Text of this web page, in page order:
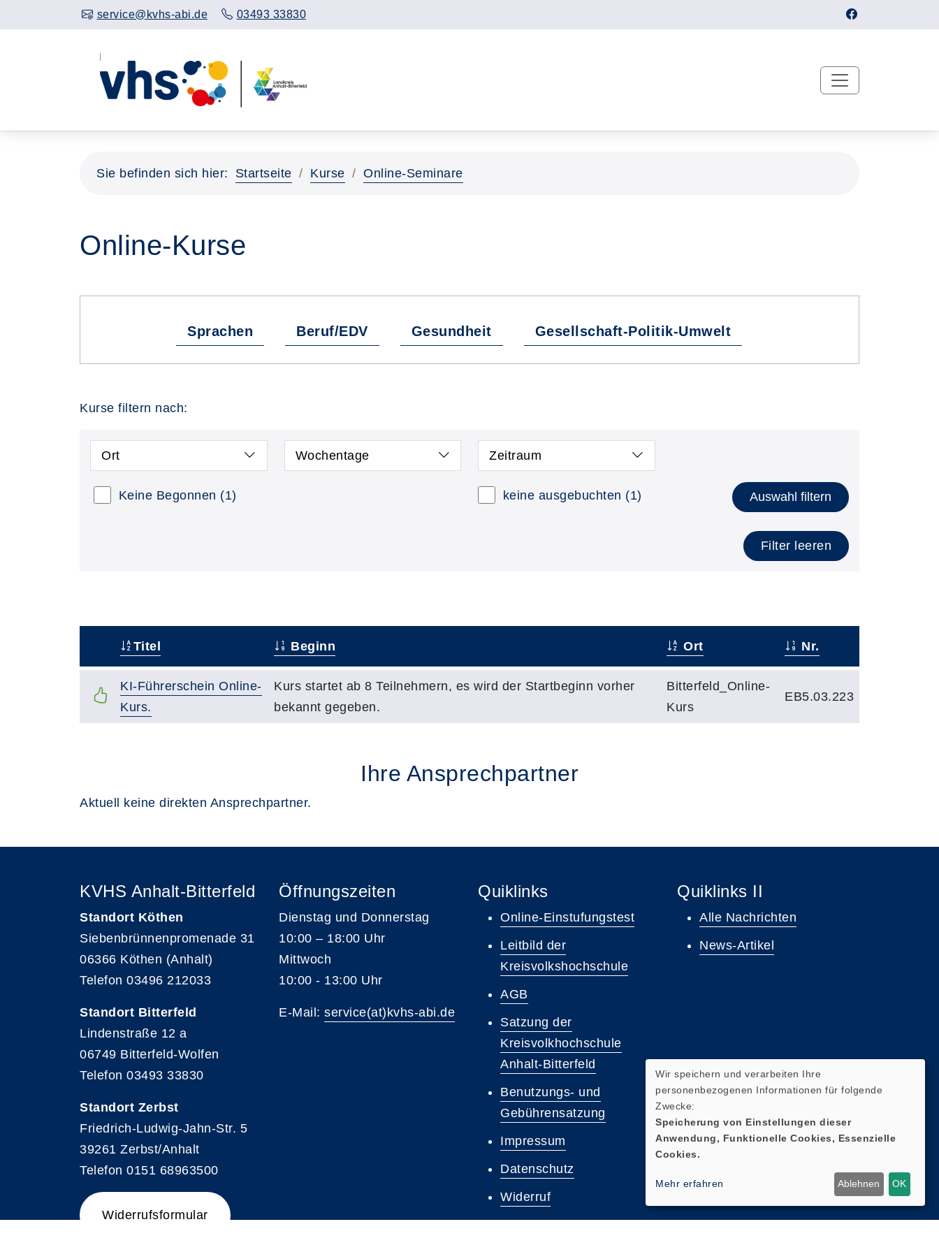
service@kvhs-abi.de 03493 33830
Sie befinden sich hier: Startseite Kurse Online-Seminare
Online-Kurse
Sprachen Beruf/EDV Gesundheit Gesellschaft-Politik-Umwelt
Kurse filtern nach:
Ort Wochentage Zeitraum
Keine Begonnen (1) keine ausgebuchten (1) Auswahl filtern
Filter leeren
Titel Beginn Ort Nr.
KI-Führerschein Online-
Kurs.
Kurs startet ab 8 Teilnehmern, es wird der Startbeginn vorher
bekannt gegeben.
Bitterfeld_Online-
Kurs
EB5.03.223
Ihre Ansprechpartner
Aktuell keine direkten Ansprechpartner.
KVHS Anhalt-Bitterfeld
Standort Köthen
Siebenbrünnenpromenade 31
06366 Köthen (Anhalt)
Telefon 03496 212033
Standort Bitterfeld
Lindenstraße 12 a
06749 Bitterfeld-Wolfen
Telefon 03493 33830
Standort Zerbst
Friedrich-Ludwig-Jahn-Str. 5
39261 Zerbst/Anhalt
Telefon 0151 68963500
Widerrufsformular
Öffnungszeiten
Dienstag und Donnerstag
10:00 – 18:00 Uhr
Mittwoch
10:00 - 13:00 Uhr
E-Mail: service(at)kvhs-abi.de
Quiklinks
Online-Einstufungstest
Leitbild der
Kreisvolkshochschule
AGB
Satzung der
Kreisvolkhochschule
Anhalt-Bitterfeld
Benutzungs- und
Gebührensatzung
Impressum
Datenschutz
Widerruf
Quiklinks II
Alle Nachrichten
News-Artikel
Wir speichern und verarbeiten Ihre
personenbezogenen Informationen für folgende
Zwecke:
Speicherung von Einstellungen dieser
Anwendung, Funktionelle Cookies, Essenzielle
Cookies.
Mehr erfahren Ablehnen OK